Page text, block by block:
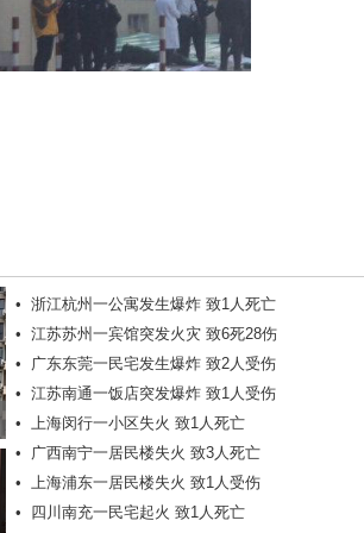
• 浙江杭州一公寓发生爆炸 致1人死亡
• 江苏苏州一宾馆突发火灾 致6死28伤
• 广东东莞一民宅发生爆炸 致2人受伤
• 江苏南通一饭店突发爆炸 致1人受伤
• 上海闵行一小区失火 致1人死亡
• 广西南宁一居民楼失火 致3人死亡
• 上海浦东一居民楼失火 致1人受伤
• 四川南充一民宅起火 致1人死亡